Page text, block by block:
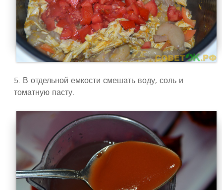
5. В отдельной емкости смешать воду, соль и
томатную пасту.